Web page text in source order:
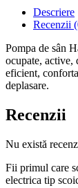
Descriere
Recenzii
Pompa de sân
ocupate, active,
eficient,
deplasare.
Recenzii
Nu există
Fii primul care
electrica tip